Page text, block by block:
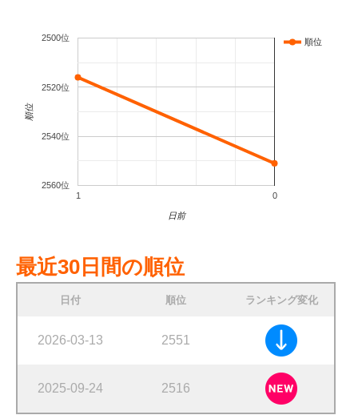
順位
1 0
2500位
2520位
2540位
2560位
日前
順位
最近30日間の順位
日付 順位 ランキング変化
2026-03-13 2551
2025-09-24 2516